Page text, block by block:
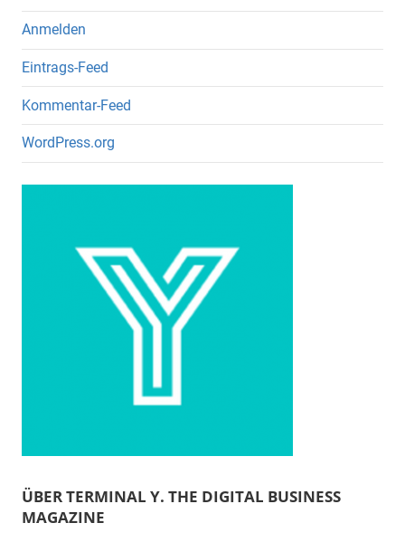
Anmelden
Eintrags-Feed
Kommentar-Feed
WordPress.org
ÜBER TERMINAL Y. THE DIGITAL BUSINESS
MAGAZINE